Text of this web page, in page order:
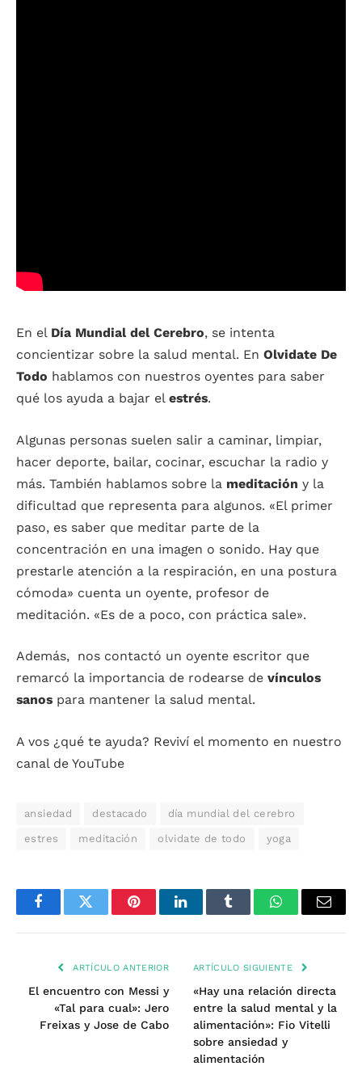
En el Día Mundial del Cerebro, se intenta
concientizar sobre la salud mental. En Olvidate De
Todo hablamos con nuestros oyentes para saber
qué los ayuda a bajar el estrés.
Algunas personas suelen salir a caminar, limpiar,
hacer deporte, bailar, cocinar, escuchar la radio y
más. También hablamos sobre la meditación y la
dificultad que representa para algunos. «El primer
paso, es saber que meditar parte de la
concentración en una imagen o sonido. Hay que
prestarle atención a la respiración, en una postura
cómoda» cuenta un oyente, profesor de
meditación. «Es de a poco, con práctica sale».
Además, nos contactó un oyente escritor que
remarcó la importancia de rodearse de vínculos
sanos para mantener la salud mental.
A vos ¿qué te ayuda? Reviví el momento en nuestro
canal de YouTube
ansiedad destacado día mundial del cerebro
estres meditación olvidate de todo yoga
FacebookTwitter PinterestLinkedInTumblr WhatsAppEmail
ARTÍCULO ANTERIOR
El encuentro con Messi y
«Tal para cual»: Jero
Freixas y Jose de Cabo
ARTÍCULO SIGUIENTE
«Hay una relación directa
entre la salud mental y la
alimentación»: Fio Vitelli
sobre ansiedad y
alimentación